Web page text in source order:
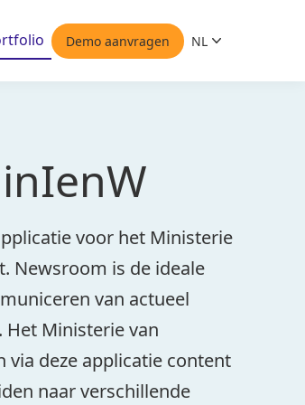
Demo aanvragen NL
Nederlands
voor het Ministerie
Newsroom is de ideale
van actueel
Ministerie van
deze applicatie content
naar verschillende